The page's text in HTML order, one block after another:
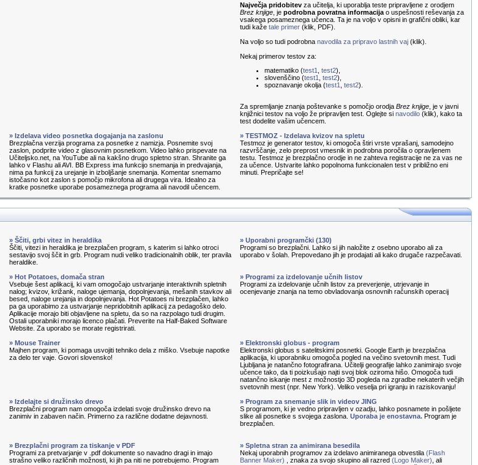
Največja pridobitev za učitelja, ki uporablja teste pripravljene z orodjem
Brez knjige , je podrobna povratna informacija o uspešnosti reševanja za
vsakega posameznega učenca. Ta je na voljo v opisni in grafični obliki, kar
tudi kaže tale primer (klik, PDF).
Na voljo so tudi podrobna navodila za pripravo lastnih vaj (klik).
Nekaj primerov testov za:
matematiko (test1 test2),
slovenščino (test1 test2),
spoznavanje okolja (test1 test2).
Za spremljanje znanja poštevanke s pomočjo orodja Brez knjige , je v javni
knjižnici testov na voljo že pripravljen test. Oglejte si navodilo (klik), kako ta
test dodelite vašim učencem.
» Izdelava video posnetka dogajanja na zaslonu
Brezplačna verzija programa za posnetke z namizja. Posnemite svoj
zaslon, podprite video z glasovnim posnetkom. Video lahko prispevate na
Učiteljsko.net, na YouTube ali na kakšno drugo spletno stran. Shranite ga
lahko v Flashu ali AVI. BB Express ima funkcijo snemanja in predvajanja,
nima pa funkcij za urejanje in izboljšanje snemanja. Komentar snemamo
istočasno kot zaslon s pomočjo mikrofona ali drugega vira. Idealno za
kratke posnetke uporabe posameznega programa ali navodil učencem.
» TESTMOZ - Izdelava kvizov na spletu
Testmoz je generator testov, ki omogoča štiri vrste vprašanj, samodejno
razvrščanje, zelo preprost vmesnik in podrobna poročila o opravljenem
testu. Testmoz je brezplačno orodje in ne zahteva registracije ne za vas ne
za učence. Ustvarite lahko popolnoma funkcionalen test v približno eni
minuti. Prepričajte se!
» Ščiti, grbi vitez in heraldika
Ščiti, vitezi in heraldika je brezplačen program, s katerim si lahko otroci
sestavijo svoj ščit in grb. Program nudi veliko tradicionalnih oblik, ter pravila
heraldike.
» Uporabni programčki (130)
Programi so brezplačni. Lahko si jih naložite z osebno uporabo ali za
uporabo v šolah. Prepovedano jih je prodajati ali kako drugače razpečavati.
» Hot Potatoes, domača stran
Vsebuje šest aplikacij, ki vam omogočajo ustvarjanje interaktivnih spletnih
nalog; kvizov, križank, naloge ujemanja, dopolnjevanja, mešanih stavkov ali
besed, naloge urejanja in dopolnjevanja. Hot Potatoes ni brezplačen, lahko
pa ga uporabimo za ustvarjanje nepridobitnih aplikacij za pedagoško delo.
Aplikacije morajo biti objavljene na spletu, da so na razpolago tudi drugim.
Ostali uporabniki morajo licenco plačati. Preverite na Half-Baked Software
Website. Za uporabo se morate registrirati.
» Programi za izdelovanje učnih listov
Programi za izdelovanje učnih listov za preverjenje, utrjevanje in
ocenjevanje znanja na temo obvladovanja osnovnih računskih operacij
» Mouse Trainer
Majhen program, ki pomaga usvojiti tehniko dela z miško. Vsebuje napotke
za delo ter vaje. Govori slovensko!
» Elektronski globus - program
Elektronski globus s satelitskimi posnetki. Google Earth je brezplačna
aplikacija, ki uporabniku omogoča pogled na večino svetovnih mest. Tudi
Ljubljana je natančno fotografirana. Učitelji geografije lahko zanimirajo svoje
učence tako, da ti poizkušajo najti svoj blok oziroma hišo. Omogoča tudi
natančno iskanje mest z možnostjo 3D pogleda na zgradbe nekaterih večjih
svetovnih mest (npr. New York). Veliko veselja pri igranju in raziskovanju!
» Izdelajte si družinsko drevo
Brezplačni program nam omogoča izdelati svoje družinsko drevo na
zanimiv in zabaven način. Primerno za različne dodatne dejavnosti.
» Program za snemanje slik in videov JING
S programom, ki je vedno pripravljen v ozadju, lahko posnamete in pošljete
slike ali posnetke s svojega zaslona. Uporaba je enostavna. Program je
brezplačen.
» Brezplačni program za tiskanje v PDF
Programi za pretvarjanje v .pdf dokumente so navadno dragi in imajo
strašno veliko različnih možnosti, ki jih pa niti ne potrebujemo. Program
» Spletna stran za animirana besedila
Nekaj uporabnih programov za izdelavo animiranega obvestila (Flash
Banner Maker) , znaka za svojo skupino ali razred (Logo Maker) , ali